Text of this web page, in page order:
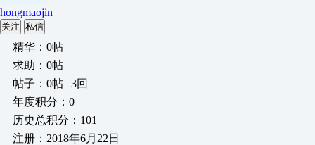
hongmaojin
关注 私信
精华：0帖
求助：0帖
帖子：0帖 | 3回
年度积分：0
历史总积分：101
注册：2018年6月22日